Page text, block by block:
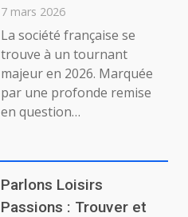
7 mars 2026
La société française se
trouve à un tournant
majeur en 2026. Marquée
par une profonde remise
en question…
Parlons Loisirs
Passions : Trouver et